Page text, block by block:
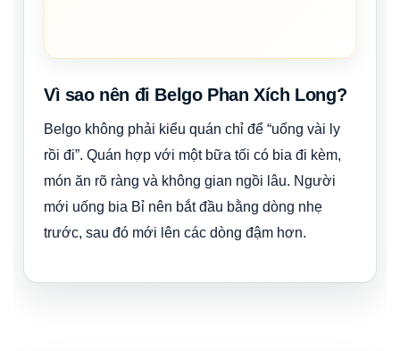
Vì sao nên đi Belgo Phan Xích Long?
Belgo không phải kiểu quán chỉ để “uống vài ly
rồi đi”. Quán hợp với một bữa tối có bia đi kèm,
món ăn rõ ràng và không gian ngồi lâu. Người
mới uống bia Bỉ nên bắt đầu bằng dòng nhẹ
trước, sau đó mới lên các dòng đậm hơn.